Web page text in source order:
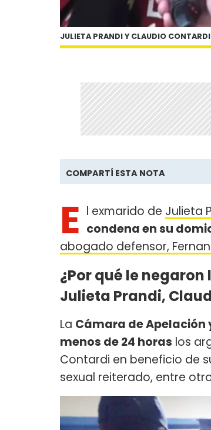
JULIETA PRANDI Y CLAUDIO CONTARDI
COMPARTÍ ESTA NOTA
E l exmarido de Julieta
condena en su
abogado defensor,
¿Por qué le
Julieta Prandi,
La Cámara de
menos de 24 horas los
Contardi en beneficio de
sexual reiterado, entre